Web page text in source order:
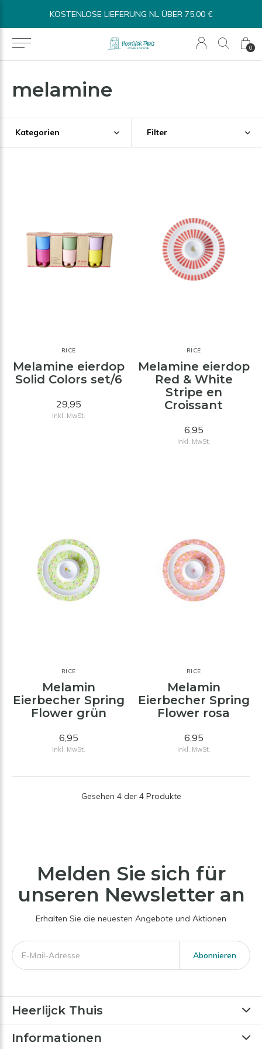
0
KOSTENLOSE LIEFERUNG NL ÜBER 75,00 €
melamine
Kategorien Filter
RICE
Melamine eierdop
Solid Colors set/6
29,95
Inkl. MwSt.
RICE
Melamine eierdop
Red & White
Stripe en
Croissant
6,95
Inkl. MwSt.
RICE
Melamin
Eierbecher Spring
Flower grün
6,95
Inkl. MwSt.
RICE
Melamin
Eierbecher Spring
Flower rosa
6,95
Inkl. MwSt.
Gesehen 4 der 4 Produkte
Melden Sie sich für
unseren Newsletter an
Erhalten Sie die neuesten Angebote und Aktionen
Abonnieren
Heerlijck Thuis
Informationen